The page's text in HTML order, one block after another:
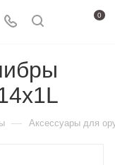
0
— Аксессуары для